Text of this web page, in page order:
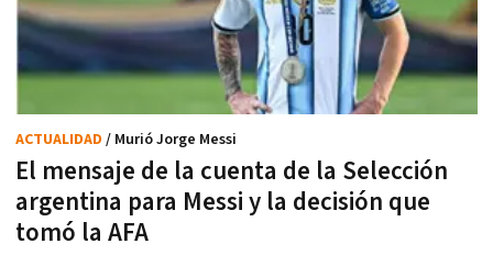
El mensaje de la cuenta de la Selección
argentina para Messi y la decisión que
tomó la AFA
ACTUALIDAD / Murió Jorge Messi